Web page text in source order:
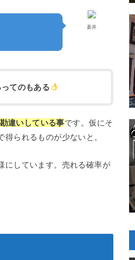
蒼井
てのもある
違いしている事です。仮にそ
られるものが少ないと。
にしています。売れる確率が